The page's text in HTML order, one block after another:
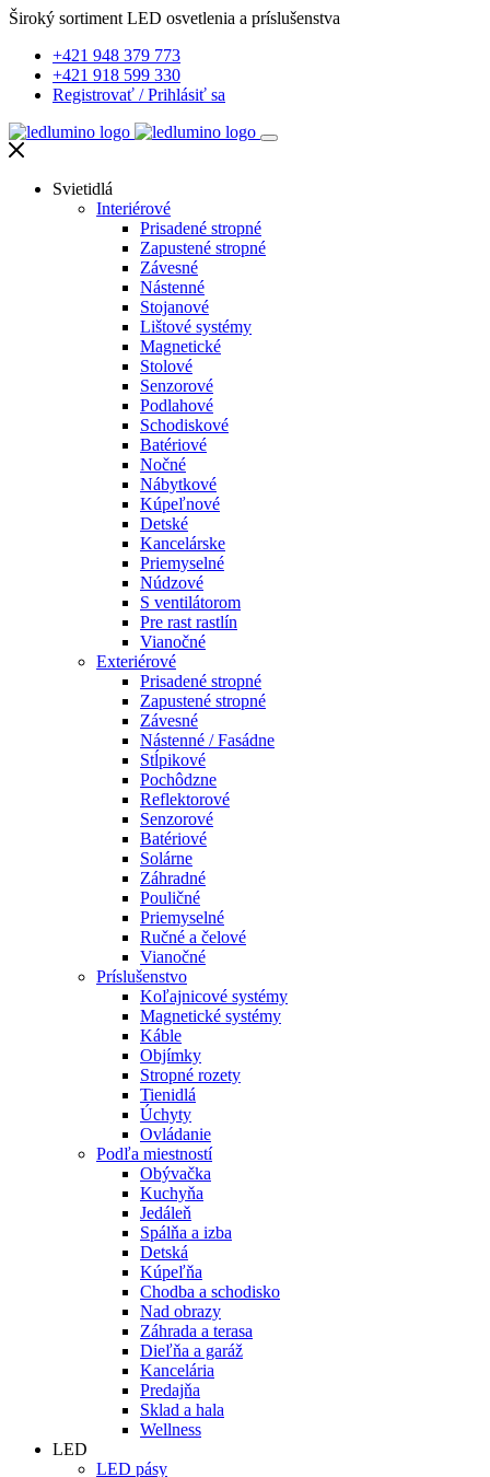
Široký sortiment LED osvetlenia a príslušenstva
+421 948 379 773
+421 918 599 330
Registrovať /Prihlásiť sa
Svietidlá
Interiérové
Prisadené stropné
Zapustené stropné
Závesné
Nástenné
Stojanové
Lištové systémy
Magnetické
Stolové
Senzorové
Podlahové
Schodiskové
Batériové
Nočné
Nábytkové
Kúpeľnové
Detské
Kancelárske
Priemyselné
Núdzové
S ventilátorom
Pre rast rastlín
Vianočné
Exteriérové
Prisadené stropné
Zapustené stropné
Závesné
Nástenné / Fasádne
Stĺpikové
Pochôdzne
Reflektorové
Senzorové
Batériové
Solárne
Záhradné
Pouličné
Priemyselné
Ručné a čelové
Vianočné
Príslušenstvo
Koľajnicové systémy
Magnetické systémy
Káble
Objímky
Stropné rozety
Tienidlá
Úchyty
Ovládanie
Podľa miestností
Obývačka
Kuchyňa
Jedáleň
Spálňa a izba
Detská
Kúpeľňa
Chodba a schodisko
Nad obrazy
Záhrada a terasa
Dieľňa a garáž
Kancelária
Predajňa
Sklad a hala
Wellness
LED
LED pásy